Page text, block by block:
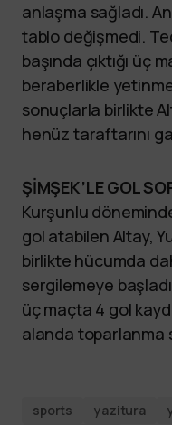
anlaşma sağladı.
tablo değişmedi.
başında çıktığı üç
beraberlikle
sonuçlarla birlikte
henüz taraftarını
ŞİMŞEK’LE GOL
Kurşunlu
gol atabilen Altay,
birlikte hücumda
sergilemeye
üç maçta 4 gol
alanda toparlanma
sports yazitura